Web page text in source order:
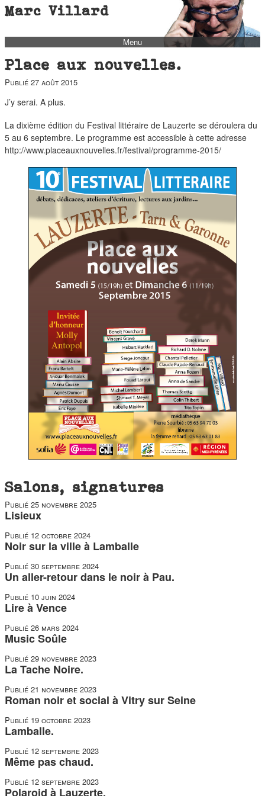
Marc Villard
Menu
music
autofiction
interviews
polaroid
famille
blog
short stories
duos
Place aux nouvelles.
Publié 27 août 2015
J’y serai. A plus.
La dixième édition du Festival littéraire de Lauzerte se déroulera du
5 au 6 septembre. Le programme est accessible à cette adresse
http://www.placeauxnouvelles.fr/festival/programme-2015/
Salons, signatures
Publié 25 novembre 2025
Lisieux
Publié 12 octobre 2024
Noir sur la ville à Lamballe
Publié 30 septembre 2024
Un aller-retour dans le noir à Pau.
Publié 10 juin 2024
Lire à Vence
Publié 26 mars 2024
Music Soûle
Publié 29 novembre 2023
La Tache Noire.
Publié 21 novembre 2023
Roman noir et social à Vitry sur Seine
Publié 19 octobre 2023
Lamballe.
Publié 12 septembre 2023
Même pas chaud.
Publié 12 septembre 2023
Polaroid à Lauzerte.